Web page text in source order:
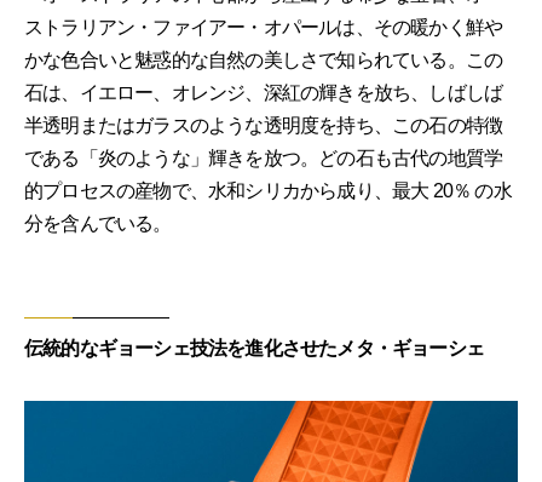
ストラリアン・ファイアー・オパールは、その暖かく鮮や
かな色合いと魅惑的な自然の美しさで知られている。この
石は、イエロー、オレンジ、深紅の輝きを放ち、しばしば
半透明またはガラスのような透明度を持ち、この石の特徴
である「炎のような」輝きを放つ。どの石も古代の地質学
的プロセスの産物で、水和シリカから成り、最大 20％ の水
分を含んでいる。
伝統的なギョーシェ技法を進化させたメタ・ギョーシェ